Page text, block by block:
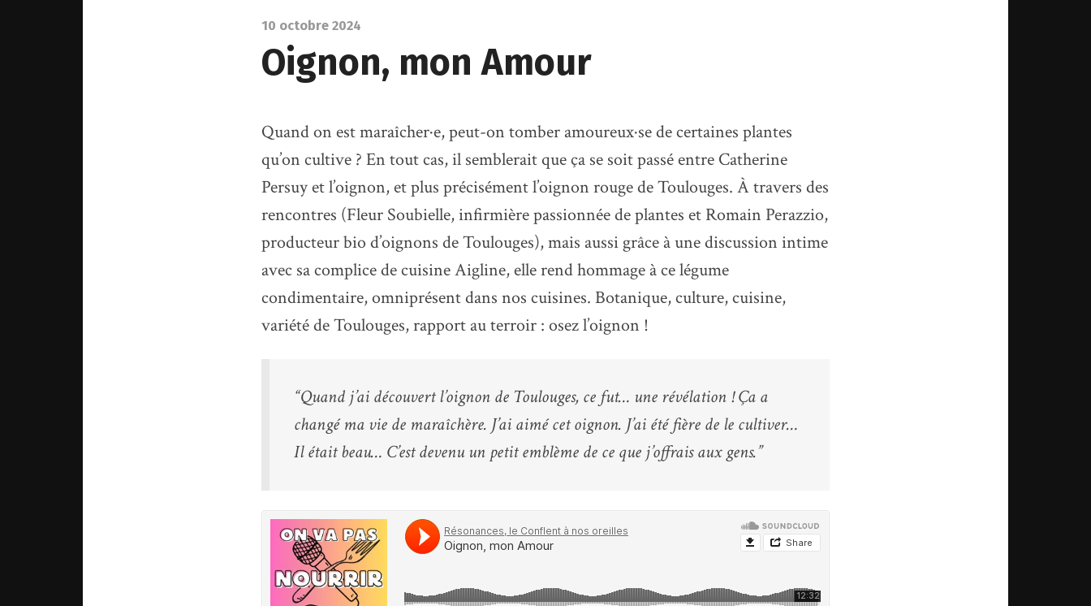
10 octobre 2024
Oignon, mon Amour
Quand on est maraîcher·e, peut-on tomber amoureux·se de certaines plantes
qu’on cultive ? En tout cas, il semblerait que ça se soit passé entre Catherine
Persuy et l’oignon, et plus précisément l’oignon rouge de Toulouges. À travers des
rencontres (Fleur Soubielle, infirmière passionnée de plantes et Romain Perazzio,
producteur bio d’oignons de Toulouges), mais aussi grâce à une discussion intime
avec sa complice de cuisine Aigline, elle rend hommage à ce légume
condimentaire, omniprésent dans nos cuisines. Botanique, culture, cuisine,
variété de Toulouges, rapport au terroir : osez l’oignon !
“Quand j’ai découvert l’oignon de Toulouges, ce fut… une révélation ! Ça a
changé ma vie de maraîchère. J’ai aimé cet oignon. J’ai été fière de le cultiver…
Il était beau… C’est devenu un petit emblème de ce que j’offrais aux gens.”